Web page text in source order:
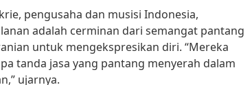
pengusaha dan musisi Indonesia,
adalah cerminan dari semangat pantang
untuk mengekspresikan diri. “Mereka
tanda jasa yang pantang menyerah dalam
ujarnya.